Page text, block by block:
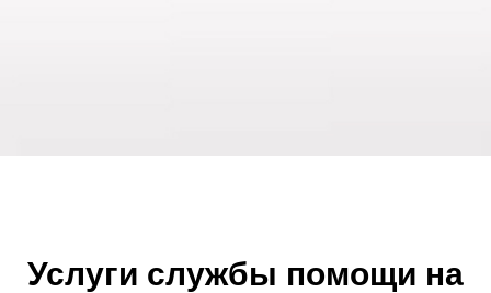
Услуги службы помощи на